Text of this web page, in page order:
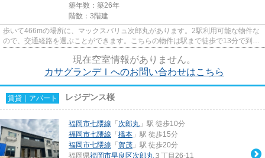
築年数：築26年
階数：3階建
歩いて466mの場所に、マックスバリュ次郎丸があります。2駅利用可能な物件な
ので、交通経路を選ぶことができます。こちらの物件は駅まで徒歩で13分で到着
現在空室情報がありません。
カサグランデⅠへのお問い合わせはこちら
賃貸｜アパート レジデンス桜
福岡市七隈線 「 次郎丸 」駅 徒歩10分
福岡市七隈線 「 橋本 」駅 徒歩15分
福岡市七隈線 「 賀茂 」駅 徒歩20分
福岡県福岡市早良区次郎丸 ３丁目26-11